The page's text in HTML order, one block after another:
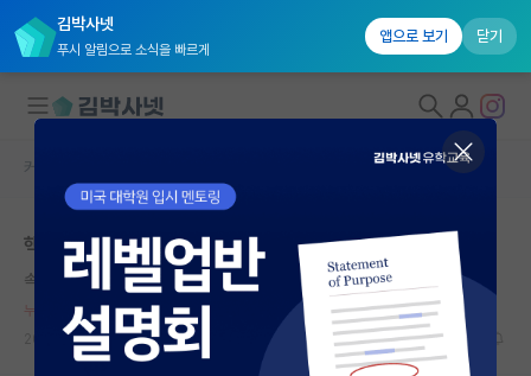
김박사넷
푸시 알림으로 소식을 빠르게
앱으로 보기 닫기
대학원생 모집
국내대학원 정보
연구실&오픈랩
커뮤니티
커뮤니티 홈
핵심인력 유출돼서 기술뺏기는게 싫으면
속편한 존 내시
누적 신고가 20개 이상인 사용자입니다.
2024.12.03
15 9742